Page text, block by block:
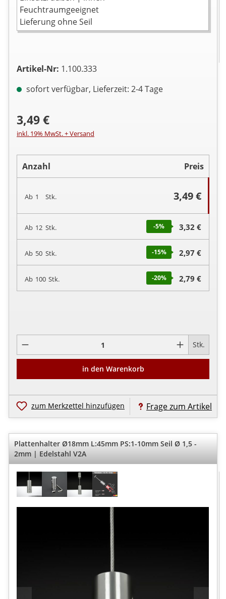
Feuchtraumgeeignet
Lieferung ohne Seil
Artikel-Nr: 1.100.333
sofort verfügbar, Lieferzeit: 2-4 Tage
3,49 €
inkl. 19% MwSt. + Versand
Anzahl Preis
Ab 1 Stk. 3,49 €
Ab 12 Stk. -5% 3,32 €
Ab 50 Stk. -15% 2,97 €
Ab 100 Stk. -20% 2,79 €
Stk.
in den Warenkorb
zum Merkzettel hinzufügen Frage zum Artikel
Plattenhalter Ø18mm L:45mm PS:1-10mm Seil Ø 1,5 -
2mm | Edelstahl V2A